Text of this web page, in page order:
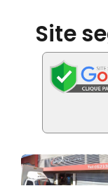
Site